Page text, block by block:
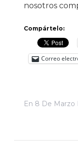
nosotros
Compártelo:
Correo
En 8 De Marzo